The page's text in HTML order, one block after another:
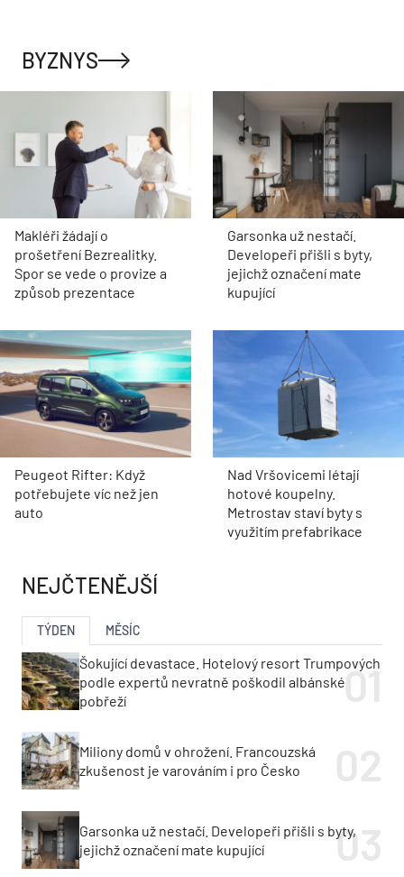
BYZNYS
Makléři žádají o
prošetření Bezrealitky.
Spor se vede o provize a
způsob prezentace
Garsonka už nestačí.
Developeři přišli s byty,
jejichž označení mate
kupující
Peugeot Rifter: Když
potřebujete víc než jen
auto
Nad Vršovicemi létají
hotové koupelny.
Metrostav staví byty s
využitím prefabrikace
NEJČTENĚJŠÍ
TÝDEN MĚSÍC
Šokující devastace. Hotelový resort Trumpových
podle expertů nevratně poškodil albánské
pobřeží
Miliony domů v ohrožení. Francouzská
zkušenost je varováním i pro Česko
Garsonka už nestačí. Developeři přišli s byty,
jejichž označení mate kupující